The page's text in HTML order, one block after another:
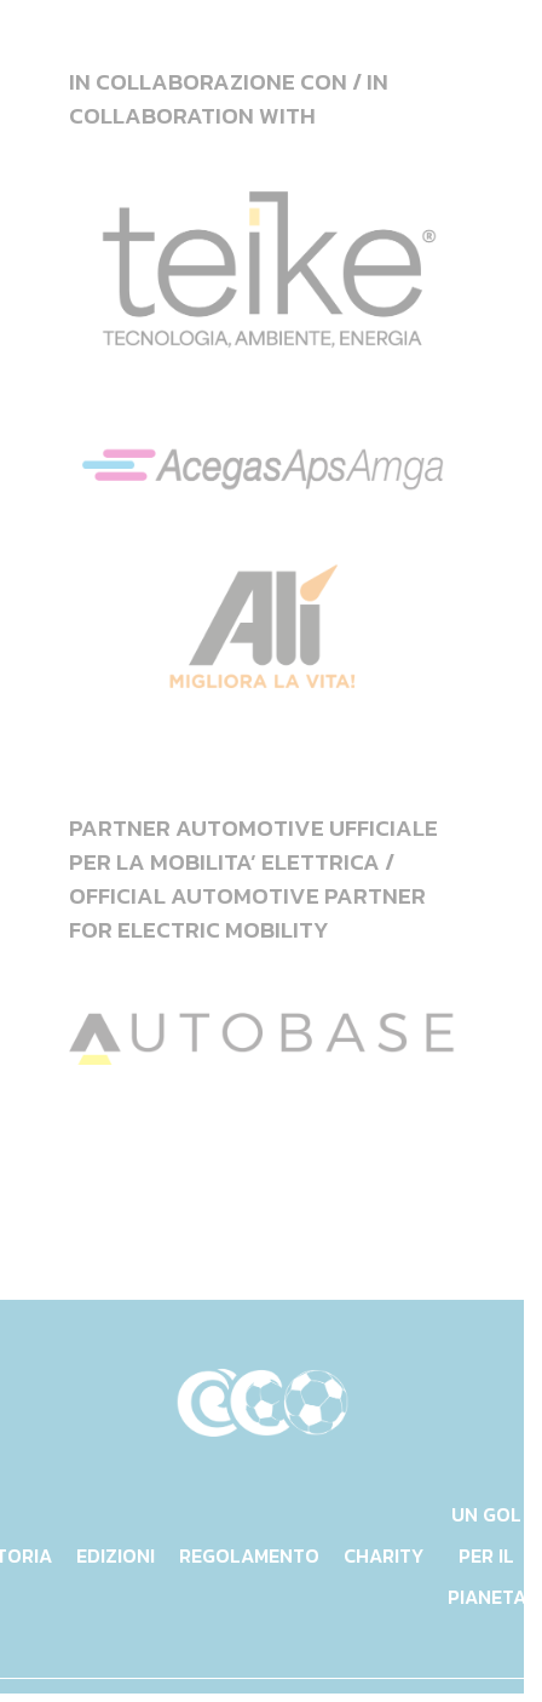
IN COLLABORAZIONE CON / IN
COLLABORATION WITH
PARTNER AUTOMOTIVE UFFICIALE
PER LA MOBILITA’ ELETTRICA /
OFFICIAL AUTOMOTIVE PARTNER
FOR ELECTRIC MOBILITY
EDIZIONI REGOLAMENTO CHARITY
UN GOL
PER IL
PIANETA